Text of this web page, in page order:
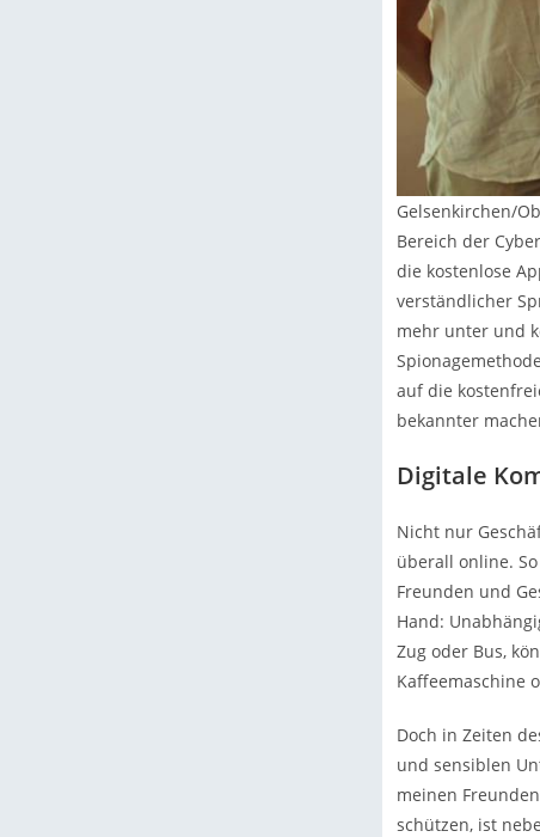
Gelsenkirchen/
Bereich der
die kostenlose
verständlicher
mehr unter und
auf die
bekannter
Digitale
Nicht nur
überall online.
Freunden und
Hand:
Zug oder Bus,
Kaffeemaschine
Doch in Zeiten
und sensiblen
meinen
schützen, ist